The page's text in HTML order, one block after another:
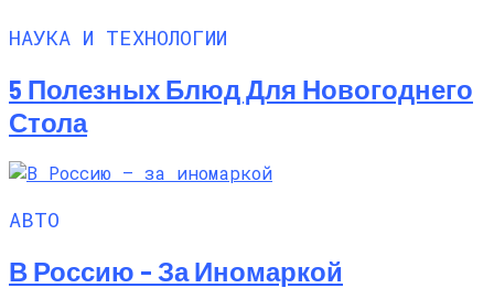
НАУКА И ТЕХНОЛОГИИ
5 Полезных Блюд Для Новогоднего
Стола
АВТО
В Россию – За Иномаркой